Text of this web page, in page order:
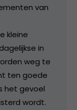
van
kleine
in
weg te
ten goede
het gevoel
wordt.